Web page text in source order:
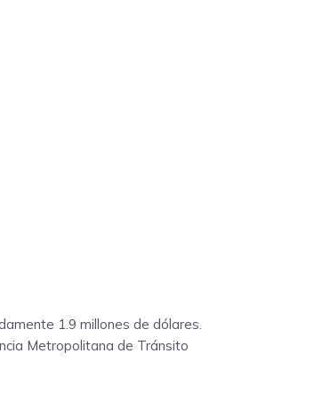
1.9 millones de dólares.
Metropolitana de Tránsito